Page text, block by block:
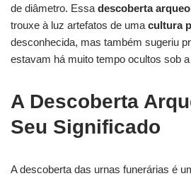
de diâmetro. Essa descoberta
trouxe à luz artefatos de uma cultura
desconhecida, mas também sugeriu
estavam há muito tempo ocultos sob
A Descoberta
Seu Significado
A descoberta das urnas funerárias é